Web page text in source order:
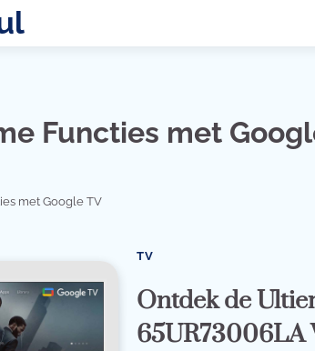
Functies met
met Google TV
TV
Ontdek de
65UR73006LA